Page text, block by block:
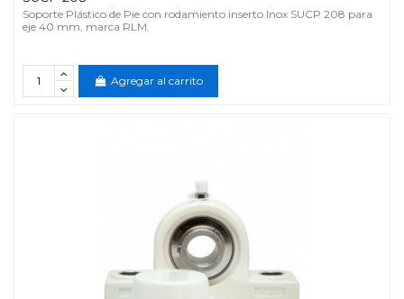
Soporte Plástico de Pie con rodamiento inserto Inox SUCP 208 para
eje 40 mm, marca RLM.
Agregar al carrito